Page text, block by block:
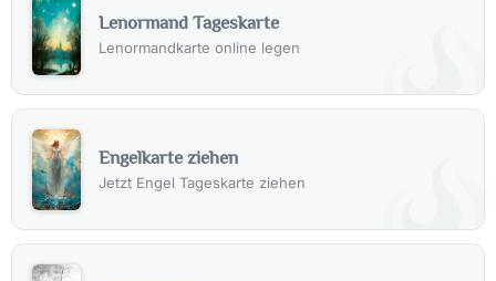
Lenormand Tageskarte
Lenormandkarte online legen
Engelkarte ziehen
Jetzt Engel Tageskarte ziehen